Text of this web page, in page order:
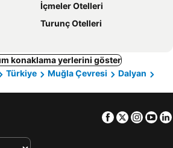
İçmeler Otelleri
Turunç Otelleri
konaklama yerlerini göster
Türkiye Muğla Çevresi
Dalyan
Facebook
Twitter